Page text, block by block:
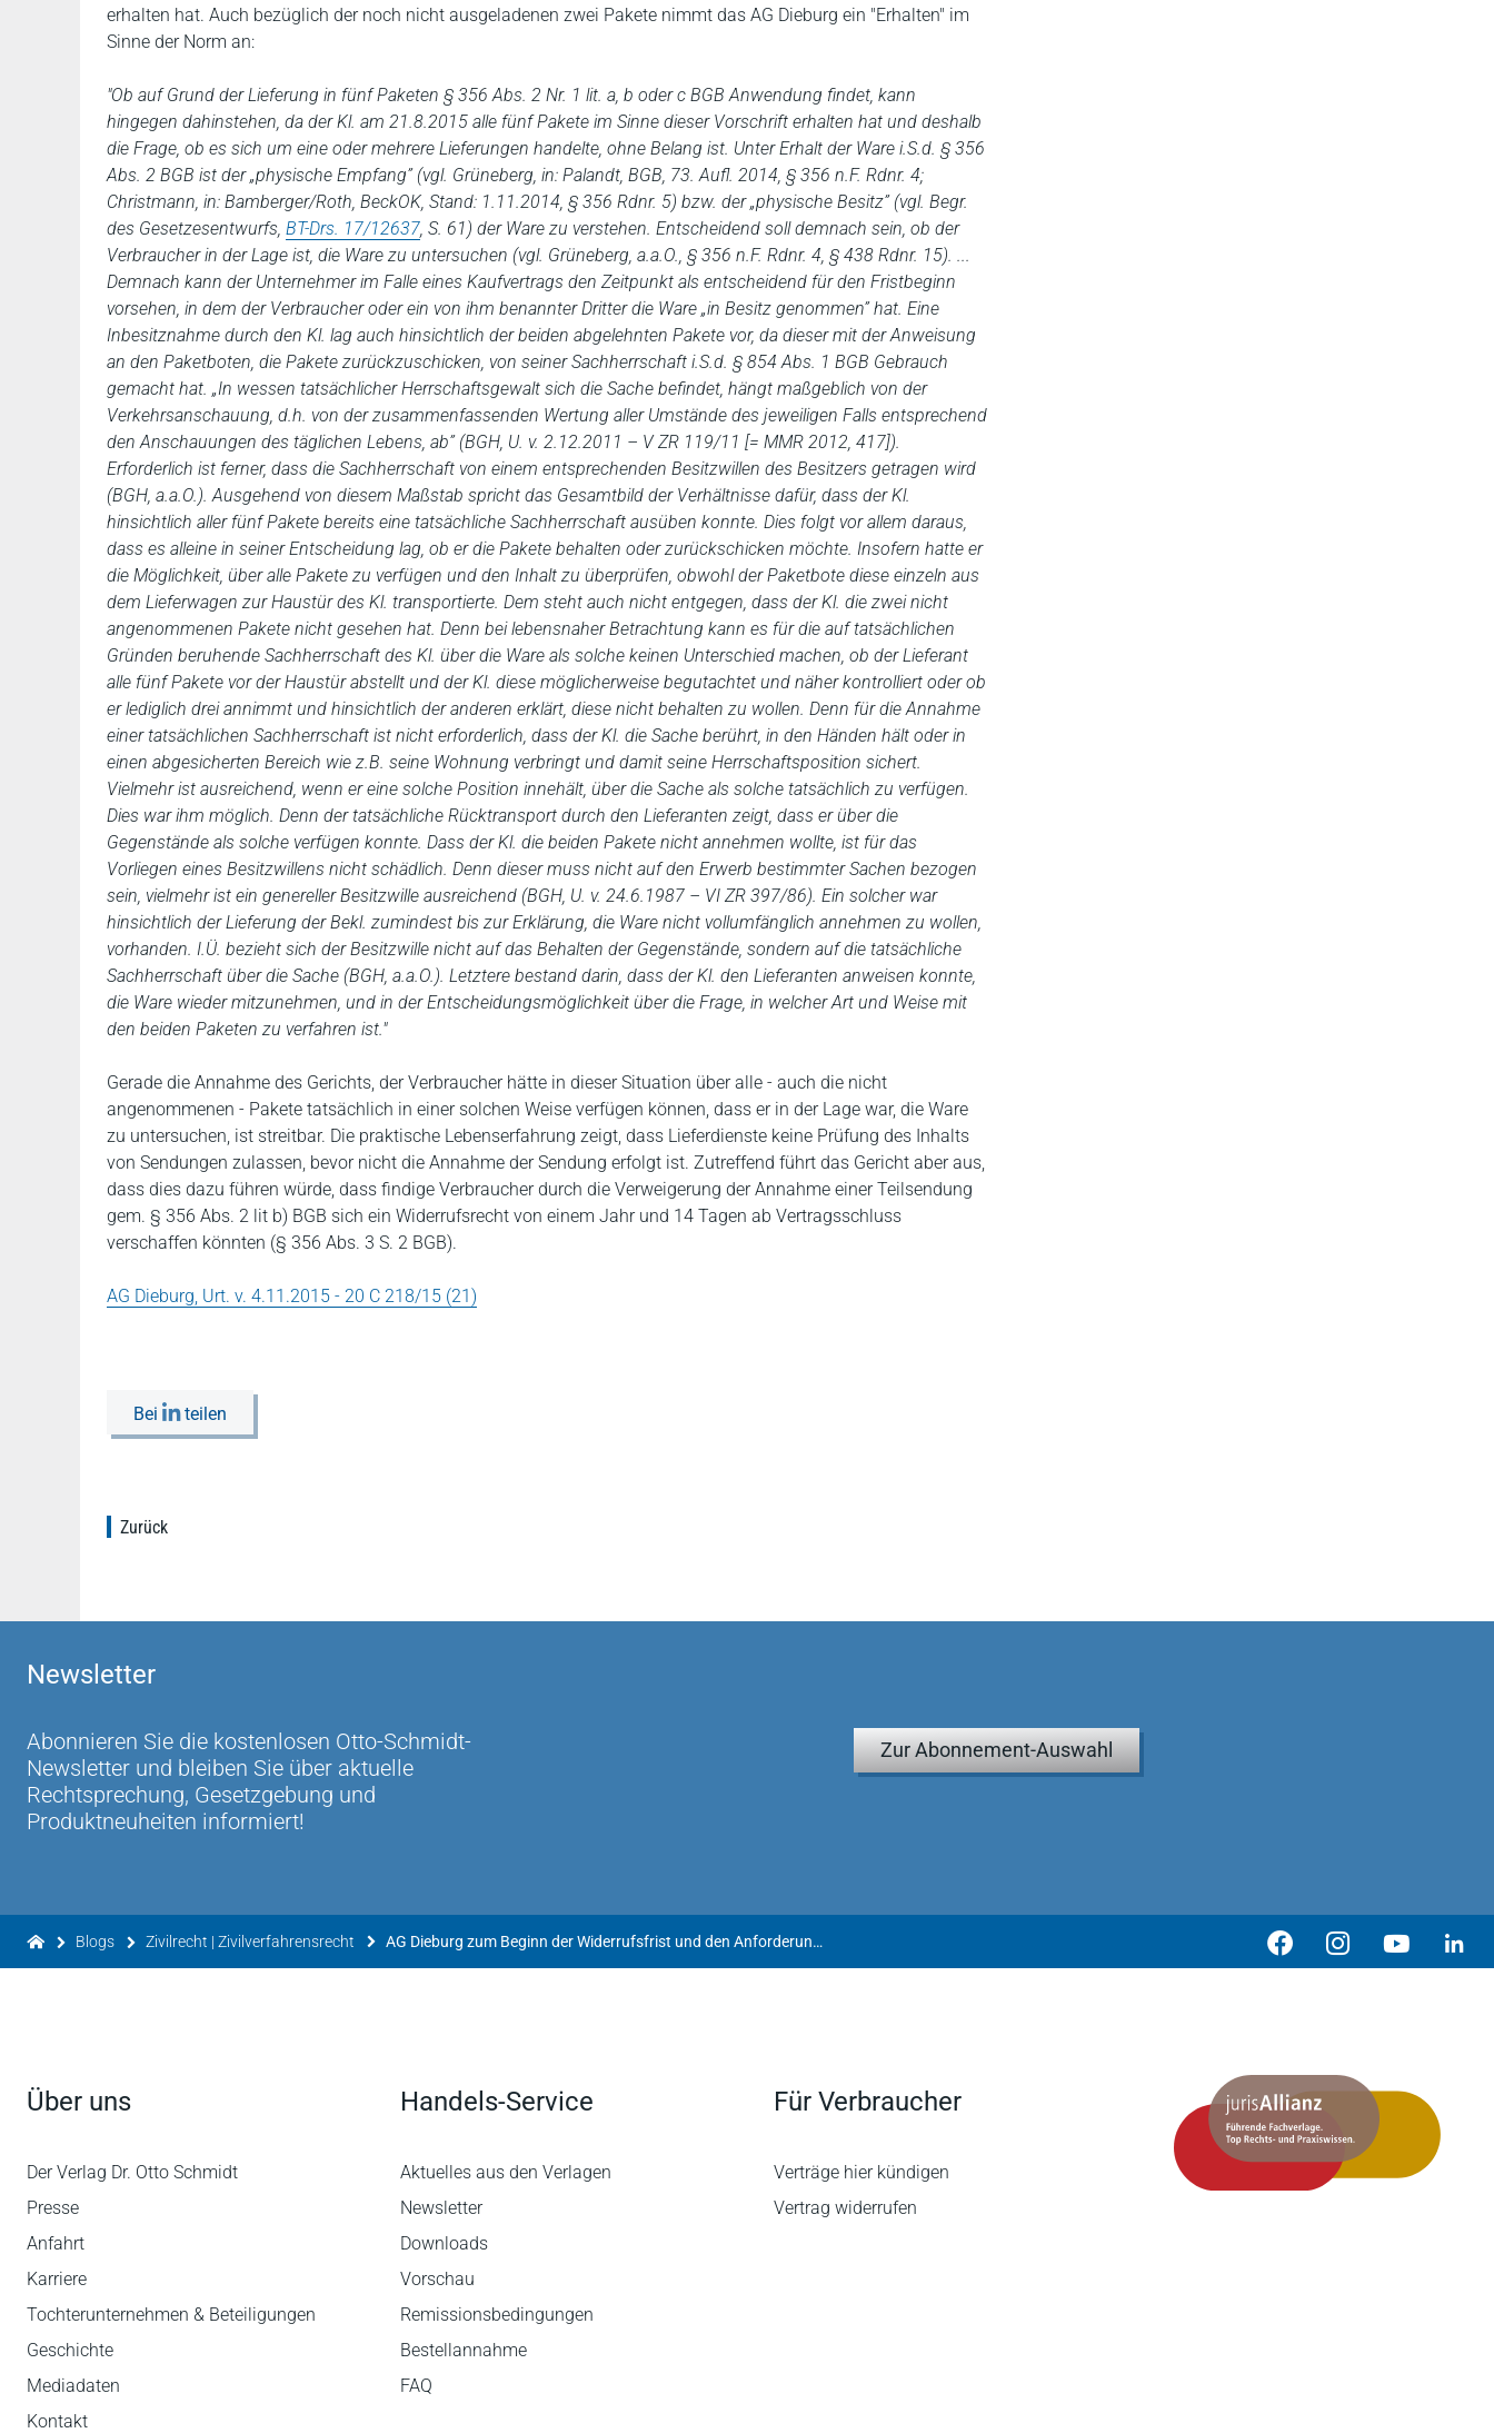
erhalten hat. Auch bezüglich der noch nicht ausgeladenen zwei Pakete nimmt das AG Dieburg ein "Erhalten" im
Sinne der Norm an:
"Ob auf Grund der Lieferung in fünf Paketen § 356 Abs. 2 Nr. 1 lit. a, b oder c BGB Anwendung findet, kann
hingegen dahinstehen, da der Kl. am 21.8.2015 alle fünf Pakete im Sinne dieser Vorschrift erhalten hat und deshalb
die Frage, ob es sich um eine oder mehrere Lieferungen handelte, ohne Belang ist. Unter Erhalt der Ware i.S.d. § 356
Abs. 2 BGB ist der „physische Empfang” (vgl. Grüneberg, in: Palandt, BGB, 73. Aufl. 2014, § 356 n.F. Rdnr. 4;
Christmann, in: Bamberger/Roth, BeckOK, Stand: 1.11.2014, § 356 Rdnr. 5) bzw. der „physische Besitz” (vgl. Begr.
des Gesetzesentwurfs, BT-Drs. 17/12637, S. 61) der Ware zu verstehen. Entscheidend soll demnach sein, ob der
Verbraucher in der Lage ist, die Ware zu untersuchen (vgl. Grüneberg, a.a.O., § 356 n.F. Rdnr. 4, § 438 Rdnr. 15). ...
Demnach kann der Unternehmer im Falle eines Kaufvertrags den Zeitpunkt als entscheidend für den Fristbeginn
vorsehen, in dem der Verbraucher oder ein von ihm benannter Dritter die Ware „in Besitz genommen” hat. Eine
Inbesitznahme durch den Kl. lag auch hinsichtlich der beiden abgelehnten Pakete vor, da dieser mit der Anweisung
an den Paketboten, die Pakete zurückzuschicken, von seiner Sachherrschaft i.S.d. § 854 Abs. 1 BGB Gebrauch
gemacht hat. „In wessen tatsächlicher Herrschaftsgewalt sich die Sache befindet, hängt maßgeblich von der
Verkehrsanschauung, d.h. von der zusammenfassenden Wertung aller Umstände des jeweiligen Falls entsprechend
den Anschauungen des täglichen Lebens, ab” (BGH, U. v. 2.12.2011 – V ZR 119/11 [= MMR 2012, 417]).
Erforderlich ist ferner, dass die Sachherrschaft von einem entsprechenden Besitzwillen des Besitzers getragen wird
(BGH, a.a.O.). Ausgehend von diesem Maßstab spricht das Gesamtbild der Verhältnisse dafür, dass der Kl.
hinsichtlich aller fünf Pakete bereits eine tatsächliche Sachherrschaft ausüben konnte. Dies folgt vor allem daraus,
dass es alleine in seiner Entscheidung lag, ob er die Pakete behalten oder zurückschicken möchte. Insofern hatte er
die Möglichkeit, über alle Pakete zu verfügen und den Inhalt zu überprüfen, obwohl der Paketbote diese einzeln aus
dem Lieferwagen zur Haustür des Kl. transportierte. Dem steht auch nicht entgegen, dass der Kl. die zwei nicht
angenommenen Pakete nicht gesehen hat. Denn bei lebensnaher Betrachtung kann es für die auf tatsächlichen
Gründen beruhende Sachherrschaft des Kl. über die Ware als solche keinen Unterschied machen, ob der Lieferant
alle fünf Pakete vor der Haustür abstellt und der Kl. diese möglicherweise begutachtet und näher kontrolliert oder ob
er lediglich drei annimmt und hinsichtlich der anderen erklärt, diese nicht behalten zu wollen. Denn für die Annahme
einer tatsächlichen Sachherrschaft ist nicht erforderlich, dass der Kl. die Sache berührt, in den Händen hält oder in
einen abgesicherten Bereich wie z.B. seine Wohnung verbringt und damit seine Herrschaftsposition sichert.
Vielmehr ist ausreichend, wenn er eine solche Position innehält, über die Sache als solche tatsächlich zu verfügen.
Dies war ihm möglich. Denn der tatsächliche Rücktransport durch den Lieferanten zeigt, dass er über die
Gegenstände als solche verfügen konnte. Dass der Kl. die beiden Pakete nicht annehmen wollte, ist für das
Vorliegen eines Besitzwillens nicht schädlich. Denn dieser muss nicht auf den Erwerb bestimmter Sachen bezogen
sein, vielmehr ist ein genereller Besitzwille ausreichend (BGH, U. v. 24.6.1987 – VI ZR 397/86). Ein solcher war
hinsichtlich der Lieferung der Bekl. zumindest bis zur Erklärung, die Ware nicht vollumfänglich annehmen zu wollen,
vorhanden. I.Ü. bezieht sich der Besitzwille nicht auf das Behalten der Gegenstände, sondern auf die tatsächliche
Sachherrschaft über die Sache (BGH, a.a.O.). Letztere bestand darin, dass der Kl. den Lieferanten anweisen konnte,
die Ware wieder mitzunehmen, und in der Entscheidungsmöglichkeit über die Frage, in welcher Art und Weise mit
den beiden Paketen zu verfahren ist."
Gerade die Annahme des Gerichts, der Verbraucher hätte in dieser Situation über alle - auch die nicht
angenommenen - Pakete tatsächlich in einer solchen Weise verfügen können, dass er in der Lage war, die Ware
zu untersuchen, ist streitbar. Die praktische Lebenserfahrung zeigt, dass Lieferdienste keine Prüfung des Inhalts
von Sendungen zulassen, bevor nicht die Annahme der Sendung erfolgt ist. Zutreffend führt das Gericht aber aus,
dass dies dazu führen würde, dass findige Verbraucher durch die Verweigerung der Annahme einer Teilsendung
gem. § 356 Abs. 2 lit b) BGB sich ein Widerrufsrecht von einem Jahr und 14 Tagen ab Vertragsschluss
verschaffen könnten (§ 356 Abs. 3 S. 2 BGB).
AG Dieburg, Urt. v. 4.11.2015 - 20 C 218/15 (21)
Bei teilen
Zurück
Newsletter
Abonnieren Sie die kostenlosen Otto-Schmidt-
Newsletter und bleiben Sie über aktuelle
Rechtsprechung, Gesetzgebung und
Produktneuheiten informiert!
Zur Abonnement-Auswahl
Blogs Zivilrecht | Zivilverfahrensrecht AG Dieburg zum Beginn der Widerrufsfrist und den Anforderungen an die Erklärung des Widerrufs im Fernabsatz
Über uns
Der Verlag Dr. Otto Schmidt
Presse
Anfahrt
Karriere
Tochterunternehmen & Beteiligungen
Geschichte
Mediadaten
Kontakt
Handels-Service
Aktuelles aus den Verlagen
Newsletter
Downloads
Vorschau
Remissionsbedingungen
Bestellannahme
FAQ
Für Verbraucher
Verträge hier kündigen
Vertrag widerrufen